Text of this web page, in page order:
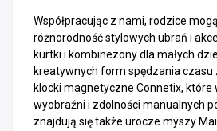
Współpracując z nami, rodzice
różnorodność stylowych ubrań i
kurtki i kombinezony dla małych
kreatywnych form spędzania czasu
klocki magnetyczne Connetix, które
wyobraźni i zdolności manualnych
znajdują się także urocze myszy